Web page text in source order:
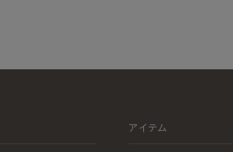
アイテム